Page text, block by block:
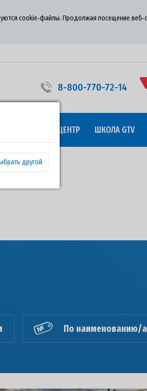
cookie‑файлы. Продолжая посещение
другой
8-800-770-72-14
ПРЕСС-ЦЕНТР ШКОЛА GTV
По наименованию/